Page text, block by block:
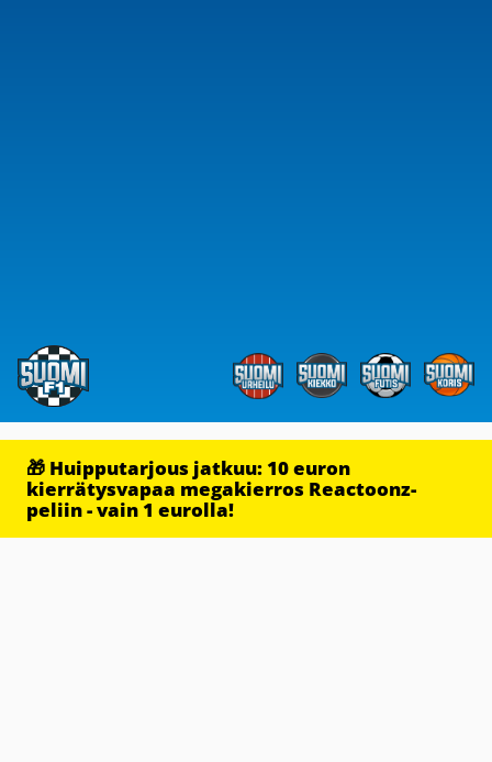
🎁 Huipputarjous jatkuu: 10 euron
kierrätysvapaa megakierros Reactoonz-
peliin - vain 1 eurolla!